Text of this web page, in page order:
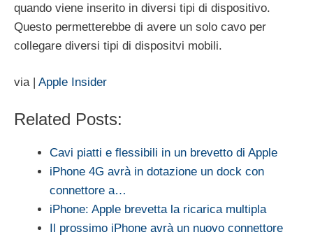
quando viene inserito in diversi tipi di dispositivo.
Questo permetterebbe di avere un solo cavo per
collegare diversi tipi di dispositvi mobili.
via | Apple Insider
Related Posts:
Cavi piatti e flessibili in un brevetto di Apple
iPhone 4G avrà in dotazione un dock con
connettore a…
iPhone: Apple brevetta la ricarica multipla
Il prossimo iPhone avrà un nuovo connettore